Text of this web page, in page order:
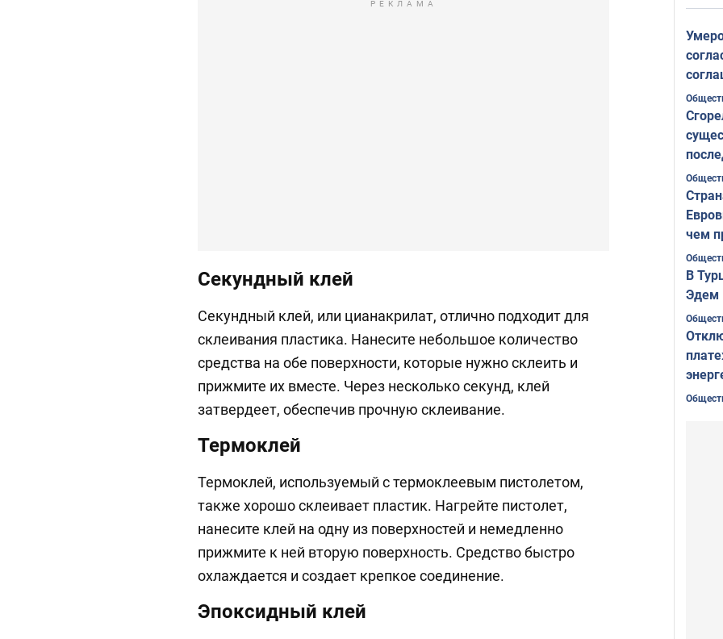
РЕКЛАМА
Секундный клей
Секундный клей, или цианакрилат, отлично подходит для
склеивания пластика. Нанесите небольшое количество
средства на обе поверхности, которые нужно склеить и
прижмите их вместе. Через несколько секунд, клей
затвердеет, обеспечив прочную склеивание.
Термоклей
Термоклей, используемый с термоклеевым пистолетом,
также хорошо склеивает пластик. Нагрейте пистолет,
нанесите клей на одну из поверхностей и немедленно
прижмите к ней вторую поверхность. Средство быстро
охлаждается и создает крепкое соединение.
Эпоксидный клей
чем
В
Эдем